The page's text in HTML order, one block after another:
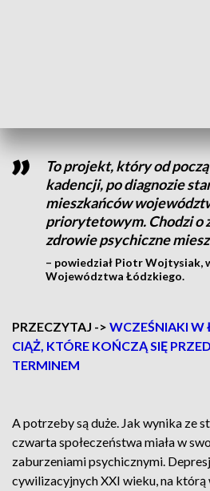
To projekt, który od
kadencji, po diagnozie
mieszkańców
priorytetowym. Chodzi o
zdrowie psychiczne
– powiedział Piotr Wojtysiak,
Województwa Łódzkiego.
PRZECZYTAJ -> WCZEŚNIAKI W
CIĄŻ, KTÓRE KOŃCZĄ SIĘ
TERMINEM
A potrzeby są duże. Jak wynika ze
czwarta społeczeństwa miała w
zaburzeniami psychicznymi.
cywilizacyjnych XXI wieku, na